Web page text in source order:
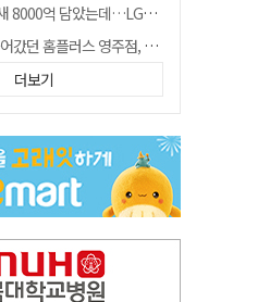
았는데…LG이노텍 목표주가는 왜 엇갈릴까
러스 영주점, 7일 영업 재개…지하 1층만 운영
아울렛 토지매매 계약 체결… 사업 본궤도
을봉사과장, 제28대 울릉군 부군수 취임
하이닉스 솔리다임 상장설에 술렁[개미와글와글]
' 아들 폰 부수고…"처벌 못하는 사안" 내부망에 글
더보기